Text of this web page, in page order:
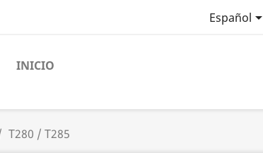
Español
INICIO
T280 / T285